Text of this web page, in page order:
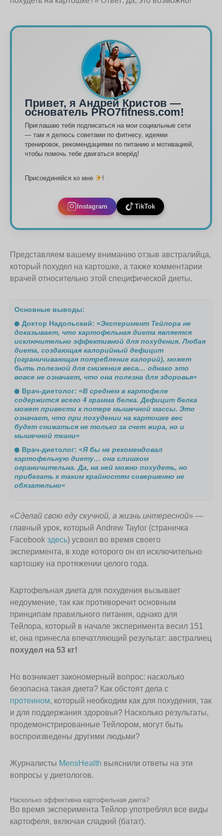
Привет, я Андрей Кристов —
основатель PRO7fitness.com!
Приглашаю тебя подписаться на мои социальные сети
— там я делюсь советами по фитнесу, идеями
тренировок, рекомендациями по питанию и мотивацией,
чтобы помочь тебе двигаться вперёд!
Присоединяйся ко мне !
Instagram TikTok
Представляем вашему вниманию отзыв австралийца,
который похудел на картошке, а также комментарии
врачей относительно этой специфической диеты.
Основные выводы:
Доктор Надольский: «Эксперимент Тейлора не
доказывает, что картофельная диета является
исключительно эффективной для похудения. Любая
диета, создающая калорийный дефицит
(ограничивающая потребление калорий), может
быть полезной для снижения веса… однако это
вовсе не означает, что она полезна для здоровья«
Врач-диетолог: «В среднем в картофеле
содержится всего 4 грамма белка. Дефицит белка
может привести к потере мышечной массы.Это
означает, что при похудении на картошке вес
будет снижаться не только за счет жира, но и
мышечной ткани«
Врач-диетолог: «Я бы не рекомендовал
картофельную диету… она слишком
ограничительна. Да, на ней можно похудеть, но
прибегать к таким крайностям совершенно не
обязательно«
«Сделай свою еду скучной, а жизнь интересной» —
главный урок, который Andrew Taylor (страничка
Facebook здесь) усвоил во время своего
эксперимента, в ходе которого он ел исключительно
картошку на протяжении целого года.
Картофельная диета для похудения вызывает
недоумение, так как противоречит основным
принципам правильного питания, однако для
Тейлора, который в начале эксперимента весил 151
кг, она принесла впечатляющий результат: австралиец
похудел на 53 кг!
Но возникает закономерный вопрос: насколько
безопасна такая диета? Как обстоят дела с
протеином, который необходим как для похудения, так
и для поддержания здоровья? Насколько результаты,
продемонстрированные Тейлором, могут быть
воспроизведены другими людьми?
Журналисты MensHealth выяснили ответы на эти
вопросы у диетологов.
Насколько эффективна картофельная диета?
Во время эксперимента Тейлор употреблял все виды
картофеля, включая сладкий (батат).